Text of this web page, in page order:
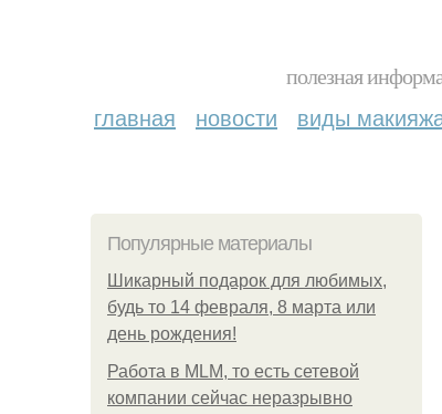
полезная
главная новости виды
Популярные материалы
Шикарный подарок для любимых,
будь то 14 февраля, 8 марта или
день рождения!
Работа в MLM, то есть сетевой
компании сейчас неразрывно